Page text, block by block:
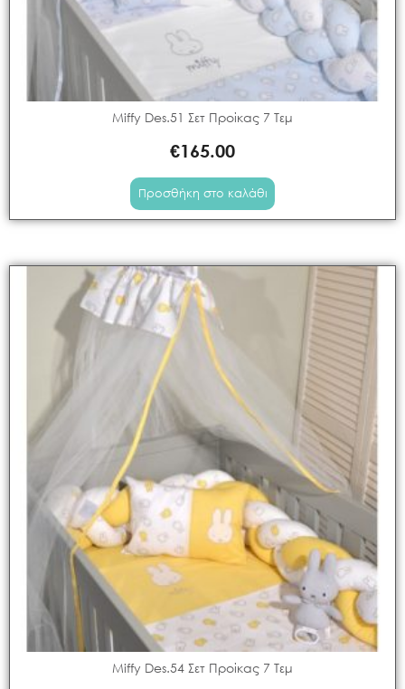
Miffy Des.51 Σετ Προίκας 7 Τεμ
€165.00
Προσθήκη στο καλάθι
Miffy Des.54 Σετ Προίκας 7 Τεμ